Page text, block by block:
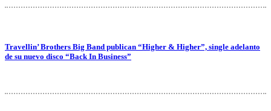
Travellin’ Brothers Big Band publican “Higher & Higher”, single adelanto
de su nuevo disco “Back In Business”